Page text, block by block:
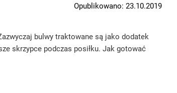
Opublikowano: 23.10.2019
bulwy traktowane są jako dodatek
skrzypce podczas posiłku. Jak gotować